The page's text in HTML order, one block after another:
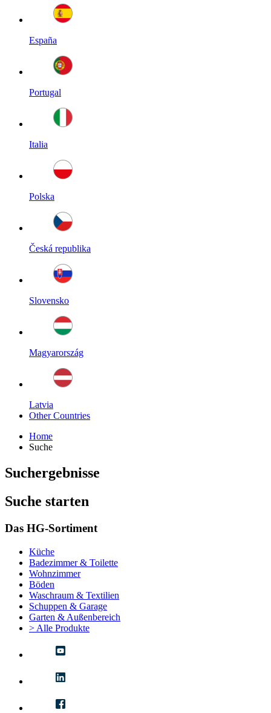
España
Portugal
Italia
Polska
Česká republika
Slovensko
Magyarország
Latvia
Other Countries
Home
Suche
Suchergebnisse
Suche starten
Das HG-Sortiment
Küche
Badezimmer & Toilette
Wohnzimmer
Böden
Waschraum & Textilien
Schuppen & Garage
Garten & Außenbereich
> Alle Produkte